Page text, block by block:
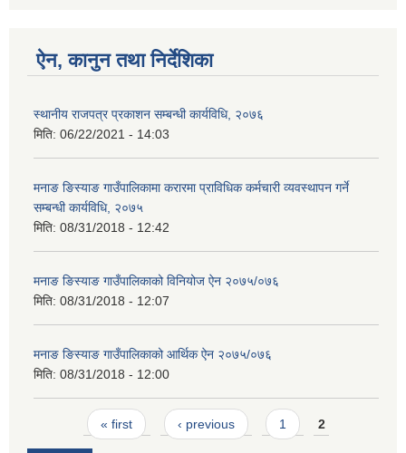
ऐन, कानुन तथा निर्देशिका
स्थानीय राजपत्र प्रकाशन सम्बन्धी कार्यविधि, २०७६
मिति: 06/22/2021 - 14:03
मनाङ ङिस्याङ गाउँपालिकामा करारमा प्राविधिक कर्मचारी व्यवस्थापन गर्ने
सम्बन्धी कार्यविधि, २०७५
मिति: 08/31/2018 - 12:42
मनाङ ङिस्याङ गाउँपालिकाको विनियोज ऐन २०७५/०७६
मिति: 08/31/2018 - 12:07
मनाङ ङिस्याङ गाउँपालिकाको आर्थिक ऐन २०७५/०७६
मिति: 08/31/2018 - 12:00
Pages« first ‹ previous 1 2